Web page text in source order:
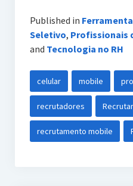
Published in
Seletivo, Profissionais
and Tecnologia no RH
celular mobile
recrutadores
recrutamento mobile